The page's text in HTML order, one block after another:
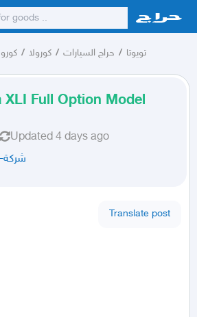
كورولا / كورولا / حراج السيارات / تويوتا
XLI Full Option Model
Updated 4 days ago
Translate post